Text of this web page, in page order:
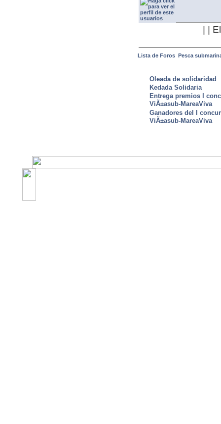
| |
Lista de Foros Pesca
Oleada de solidaridad
Kedada Solidaria
Entrega premios I
ViÃ±asub-MareaViva
Ganadores del I
ViÃ±asub-MareaViva